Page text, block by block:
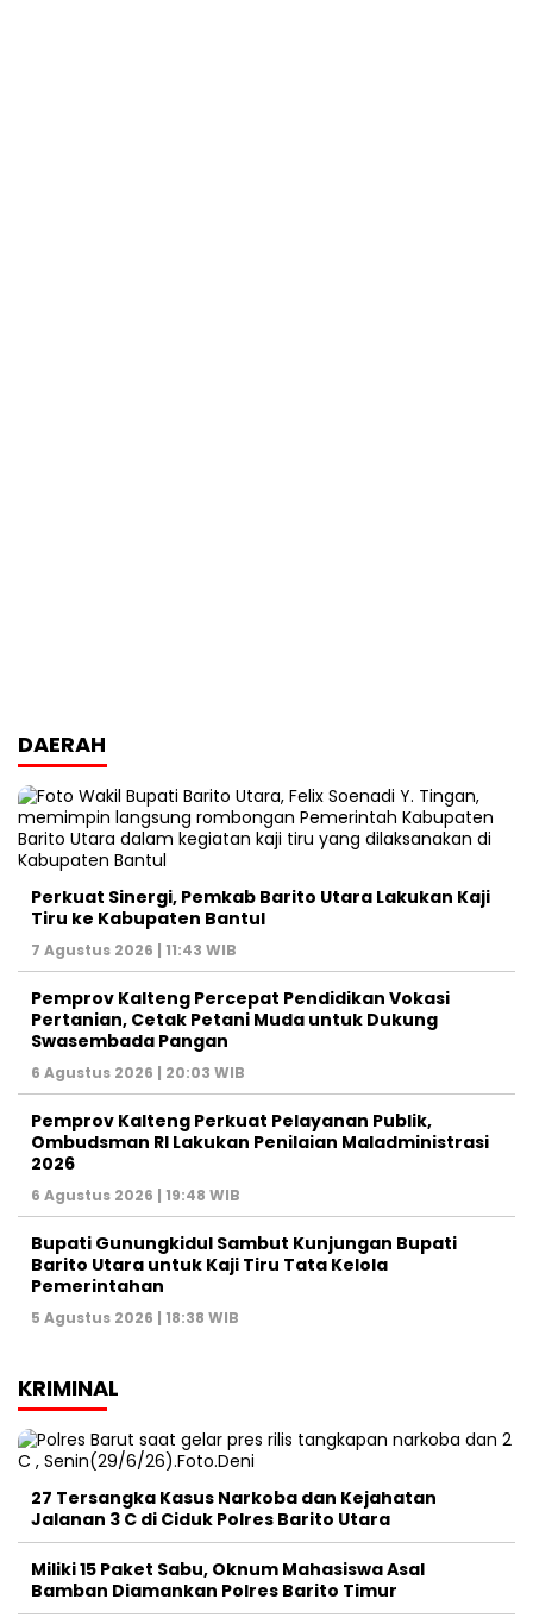
DAERAH
Perkuat Sinergi, Pemkab Barito Utara Lakukan Kaji
Tiru ke Kabupaten Bantul
7 Agustus 2026 | 11:43 WIB
Pemprov Kalteng Percepat Pendidikan Vokasi
Pertanian, Cetak Petani Muda untuk Dukung
Swasembada Pangan
6 Agustus 2026 | 20:03 WIB
Pemprov Kalteng Perkuat Pelayanan Publik,
Ombudsman RI Lakukan Penilaian Maladministrasi
2026
6 Agustus 2026 | 19:48 WIB
Bupati Gunungkidul Sambut Kunjungan Bupati
Barito Utara untuk Kaji Tiru Tata Kelola
Pemerintahan
5 Agustus 2026 | 18:38 WIB
KRIMINAL
27 Tersangka Kasus Narkoba dan Kejahatan
Jalanan 3 C di Ciduk Polres Barito Utara
Miliki 15 Paket Sabu, Oknum Mahasiswa Asal
Bamban Diamankan Polres Barito Timur